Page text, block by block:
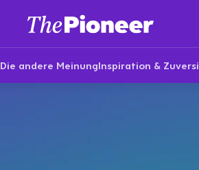
Die andere MeinungInspiration &